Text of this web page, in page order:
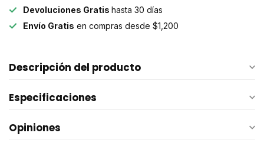
Devoluciones Gratis hasta 30 días
Envío Gratis en compras desde $1,200
Descripción del producto
Especificaciones
Opiniones